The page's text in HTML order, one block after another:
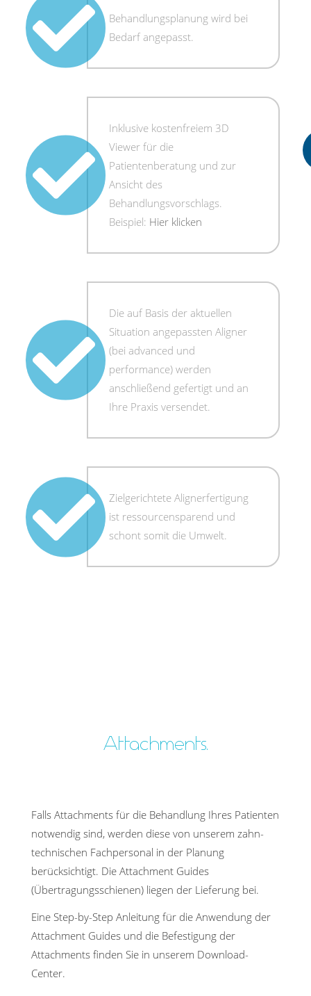
Behandlungsplanung wird bei
Bedarf angepasst.
Inklusive kostenfreiem 3D
Viewer für die
Patientenberatung und zur
Ansicht des
Behandlungsvorschlags.
Beispiel: Hier klicken
Die auf Basis der aktuellen
Situation angepassten Aligner
(bei advanced und
performance) werden
anschließend gefertigt und an
Ihre Praxis versendet.
Zielgerichtete Alignerfertigung
ist ressourcensparend und
schont somit die Umwelt.
Attachments.
Falls Attachments für die Behandlung Ihres Patienten
notwendig sind, werden diese von unserem zahn­
tech­nischen Fachpersonal in der Planung
berücksichtigt. Die Attachment Guides
(Übertragungsschienen) liegen der Lieferung bei.
Eine Step-by-Step Anleitung für die Anwendung der
Attachment Guides und die Befestigung der
Attachments finden Sie in unserem Download-
Center.